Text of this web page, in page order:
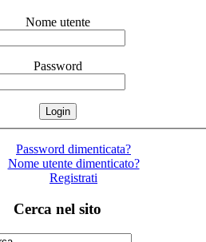
Nome utente
Password
Password dimenticata?
Nome utente dimenticato?
Registrati
Cerca nel sito